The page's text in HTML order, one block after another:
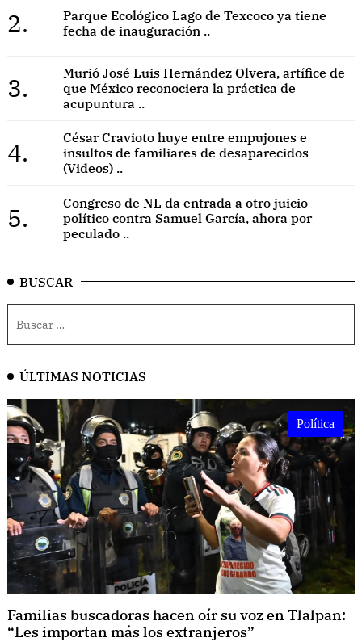
2.
Parque Ecológico Lago de Texcoco ya tiene
fecha de inauguración ..
3.
Murió José Luis Hernández Olvera, artífice de
que México reconociera la práctica de
acupuntura ..
4.
César Cravioto huye entre empujones e
insultos de familiares de desaparecidos
(Videos) ..
5.
Congreso de NL da entrada a otro juicio
político contra Samuel García, ahora por
peculado ..
BUSCAR
ÚLTIMAS NOTICIAS
Política
Familias buscadoras hacen oír su voz en Tlalpan:
“Les importan más los extranjeros”